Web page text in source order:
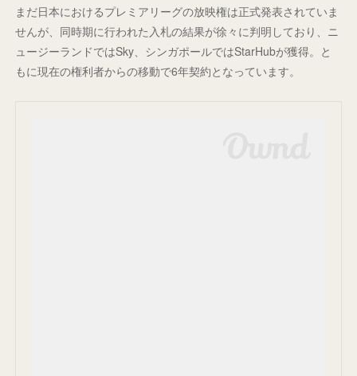
まだ日本におけるプレミアリーグの放映権は正式発表されていま
せんが、同時期に行われた入札の結果が徐々に判明しており、ニ
ュージーランドではSky、シンガポールではStarHubが獲得。と
もに現在の権利者からの移動で6年契約となっています。